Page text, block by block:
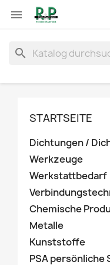

search
STARTSEITE
Dichtungen /
Werkzeuge
Werkstattbedarf
Chemische
Metalle
Kunststoffe
PSA